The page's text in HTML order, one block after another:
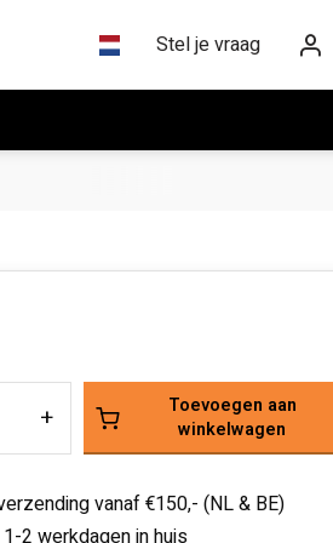
Stel je vraag
+
Toevoegen aan
winkelwagen
vanaf €150,- (NL & BE)
2 werkdagen in huis